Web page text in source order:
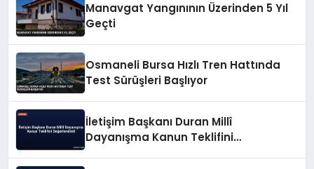
Manavgat Yangınının Üzerinden 5 Yıl
Geçti
Osmaneli Bursa Hızlı Tren Hattında
Test Sürüşleri Başlıyor
İletişim Başkanı Duran Millî
Dayanışma Kanun Teklifini